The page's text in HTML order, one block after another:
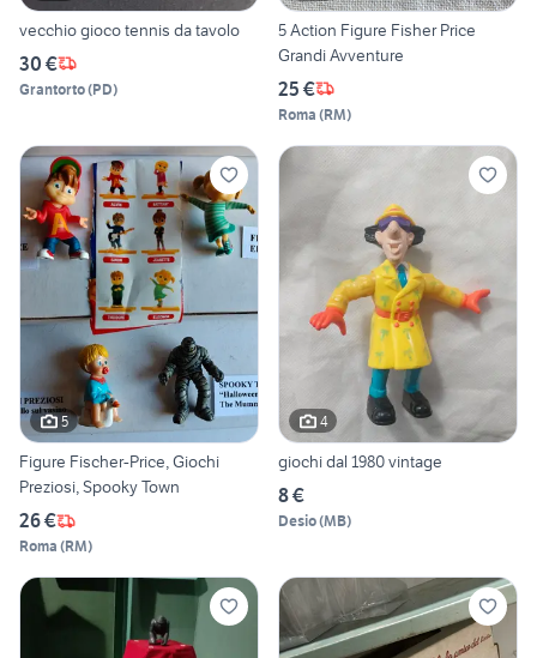
vecchio gioco tennis da tavolo
30 €
Grantorto(PD)
5 Action Figure Fisher Price
Grandi Avventure
25 €
Roma (RM)
5
Figure Fischer-Price, Giochi
Preziosi, Spooky Town
26 €
Roma (RM)
4
giochi dal 1980 vintage
8 €
Desio(MB)